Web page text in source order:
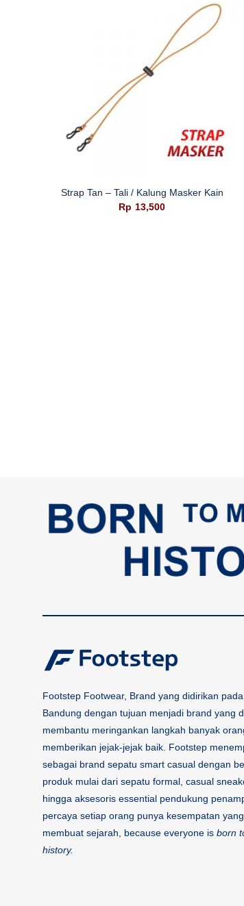
Strap Tan – Tali / Kalung Masker Kain
Rp 13,500
Footstep Footwear, Brand yang didirikan
Bandung dengan tujuan menjadi brand yang
membantu meringankan langkah banyak
memberikan jejak-jejak baik. Footstep
sebagai brand sepatu smart casual dengan
produk mulai dari sepatu formal, casual
hingga aksesoris essential pendukung
percaya setiap orang punya kesempatan
membuat sejarah, because everyone is born
history.